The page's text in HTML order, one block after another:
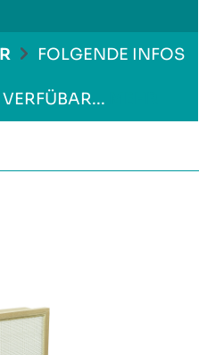
FOLGENDE INFOS